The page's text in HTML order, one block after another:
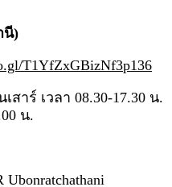
นี)
T1YfZxGBizNf3p136
าร์ เวลา 08.30-17.30 น.
น.
Ubonratchathani